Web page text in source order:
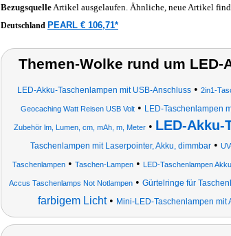
BezugsquelleArtikel ausgelaufen. Ähnliche, neue Artikel
Deutschland PEARL € 106,71*
Themen-Wolke rund um LED-
LED-Akku-Taschenlampen mit USB-Anschluss• 2in1-
Geocaching Watt Reisen USB Volt • LED-Taschenlampen
Zubehör lm, Lumen, cm, mAh, m, Meter • LED-Akku-
Taschenlampen mit Laserpointer, Akku, dimmbar•
Taschenlampen• Taschen-Lampen• LED-Taschenlampen Akku
Accus Taschenlamps Not Notlampen• Gürtelringe für
farbigem Licht• Mini-LED-Taschenlampen mit